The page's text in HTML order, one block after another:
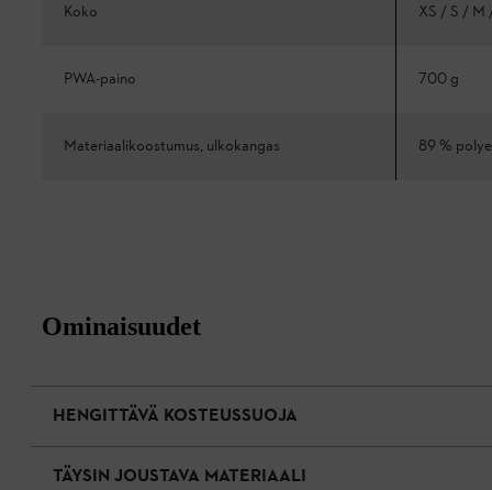
Koko XS / S / M
PWA-paino 700 g
Materiaalikoostumus, ulkokangas 89 %
Ominaisuudet
HENGITTÄVÄ KOSTEUSSUOJA
TÄYSIN JOUSTAVA MATERIAALI